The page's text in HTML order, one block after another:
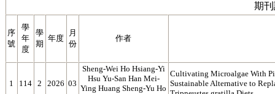
期
序
號
學
年
度
學
期
年度
月
份
作者
1 114 2 2026 03
Sheng-Wei Ho Hsiang-Yi
Hsu Yu-San Han Mei-
Ying Huang Sheng-Yu Ho
Cultivating Microalgae With
Sustainable Alternative to